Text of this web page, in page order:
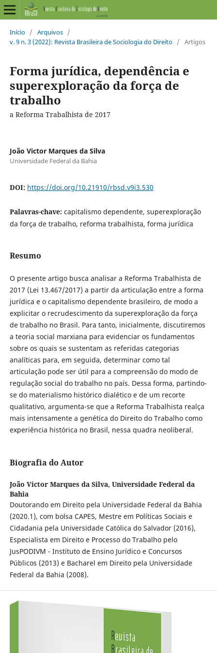
Início / Arquivos /
v. 9 n. 3 (2022): Revista Brasileira de Sociologia do Direito / Artigos
Forma jurídica, dependência e
superexploração da força de
trabalho
a Reforma Trabalhista de 2017
João Victor Marques da Silva
Universidade Federal da Bahia
DOI: https://doi.org/10.21910/rbsd.v9i3.530
Palavras-chave: capitalismo dependente, superexploração
da força de trabalho, reforma trabalhista, forma jurídica
Resumo
O presente artigo busca analisar a Reforma Trabalhista de
2017 (Lei 13.467/2017) a partir da articulação entre a forma
jurídica e o capitalismo dependente brasileiro, de modo a
explicitar o recrudescimento da superexploração da força
de trabalho no Brasil. Para tanto, inicialmente, discutiremos
a teoria social marxiana para evidenciar os fundamentos
sobre os quais se sustentam as referidas categorias
analíticas para, em seguida, determinar como tal
articulação pode ser útil para a compreensão do modo de
regulação social do trabalho no país. Dessa forma, partindo-
se do materialismo histórico dialético e de um recorte
qualitativo, argumenta-se que a Reforma Trabalhista realça
mais intensamente a genética do Direito do Trabalho como
experiência histórica no Brasil, nessa quadra neoliberal.
Biografia do Autor
João Victor Marques da Silva, Universidade Federal da
Bahia
Doutorando em Direito pela Universidade Federal da Bahia
(2020.1), com bolsa CAPES, Mestre em Políticas Sociais e
Cidadania pela Universidade Católica do Salvador (2016),
Especialista em Direito e Processo do Trabalho pelo
JusPODIVM - Instituto de Ensino Jurídico e Concursos
Públicos (2013) e Bacharel em Direito pela Universidade
Federal da Bahia (2008).